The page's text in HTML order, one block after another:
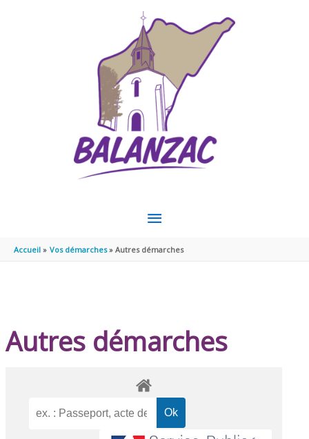
MENU
PRINCIPAL
Accueil Vos démarches Autres démarches
Autres démarches